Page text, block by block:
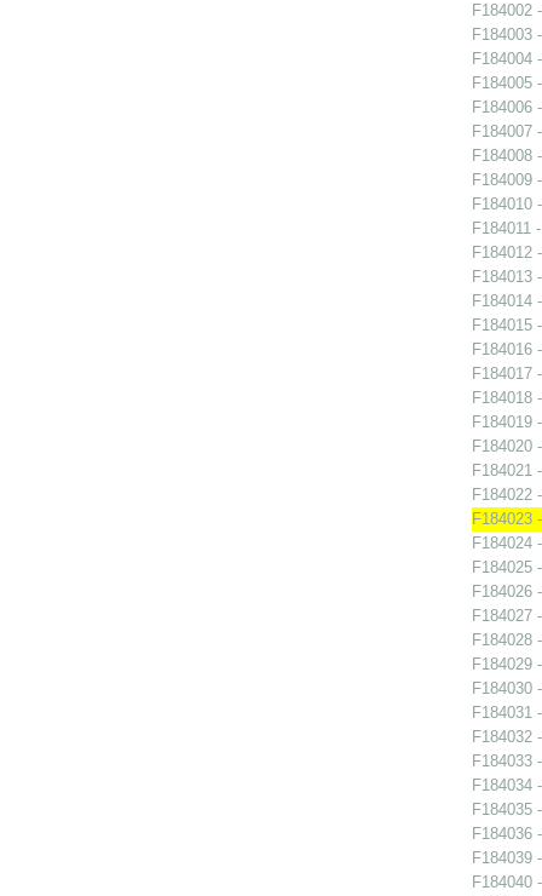
F184002
F184003
F184004
F184005
F184006
F184007
F184008
F184009
F184010
F184011
F184012
F184013
F184014
F184015
F184016
F184017
F184018
F184019
F184020
F184021
F184022
F184023
F184024
F184025
F184026
F184027
F184028
F184029
F184030
F184031
F184032
F184033
F184034
F184035
F184036
F184039
F184040